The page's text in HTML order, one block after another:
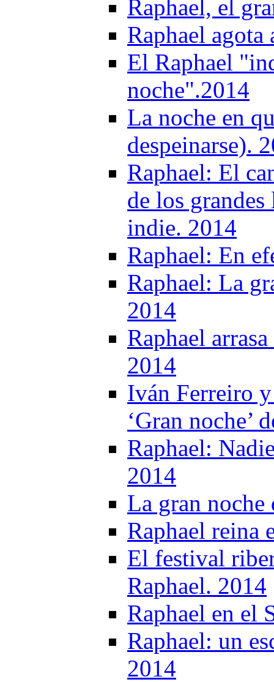
Raphael, el
Raphael
El Raphael
noche".2014
La noche en
despeinarse).
Raphael: El
de los
indie. 2014
Raphael: En
Raphael: La
2014
Raphael
2014
Iván Ferreiro
‘Gran noche’
Raphael:
2014
La gran noche
Raphael reina
El festival
Raphael. 2014
Raphael en el
Raphael: un
2014